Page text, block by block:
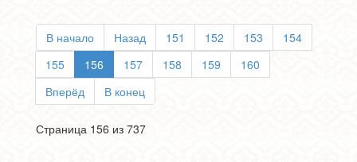
В начало Назад 151 152 153
154
155
156 157 158 159
160
Вперёд
В конец
Страница 156 из 737